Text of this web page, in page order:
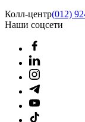
Колл-центр(012)
Наши соцсети